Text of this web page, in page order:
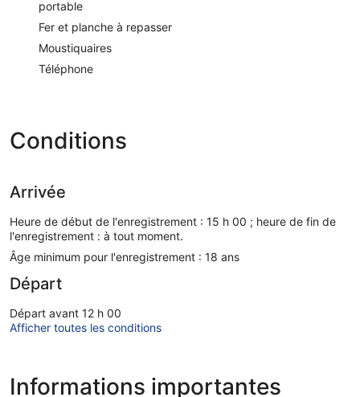
portable
Fer et planche à repasser
Moustiquaires
Téléphone
Conditions
Arrivée
Heure de début de l'enregistrement : 15 h 00 ; heure de fin de
l'enregistrement : à tout moment.
Âge minimum pour l'enregistrement : 18 ans
Départ
Départ avant 12 h 00
Afficher toutes les conditions
Informations importantes